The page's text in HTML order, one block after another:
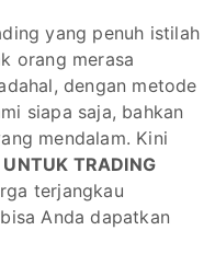
yang penuh istilah
orang merasa
dengan metode
siapa saja, bahkan
mendalam. Kini
UNTUK TRADING
terjangkau
Anda dapatkan